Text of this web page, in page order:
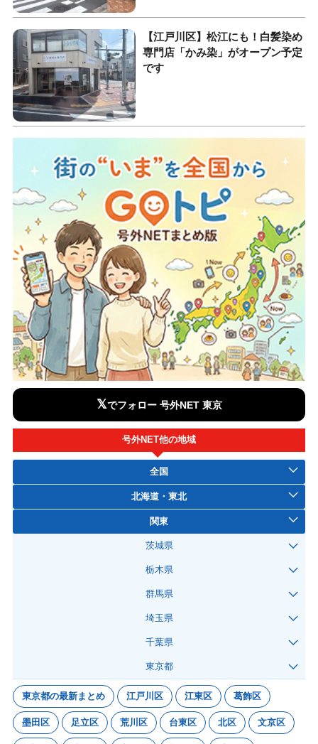
【江戸川区】松江にも！白髪染め
専門店「かみ染」がオープン予定
です
𝕏でフォロー 号外NET 東京
号外NET他の地域
全国
北海道・東北
関東
茨城県
栃木県
群馬県
埼玉県
千葉県
東京都
東京都の最新まとめ 江戸川区 江東区 葛飾区
墨田区 足立区 荒川区 台東区 北区 文京区